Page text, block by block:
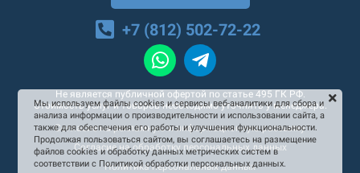
+7 (812) 502-72-22
Не является публичной офертой по статье 495 ГК РФ.
Стоимость услуг и товаров необходимо уточнять у менеджера.
Согласие на рекламную и информационную рассылку
Согласие на обработку персональных данных
Политика персональных данных
Мы используем файлы cookies и сервисы веб-аналитики для сбора и
анализа информации о производительности и использовании сайта, а
также для обеспечения его работы и улучшения функциональности.
Продолжая пользоваться сайтом, вы соглашаетесь на размещение
файлов cookies и обработку данных метрических систем в
соответствии с Политикой обработки персональных данных.